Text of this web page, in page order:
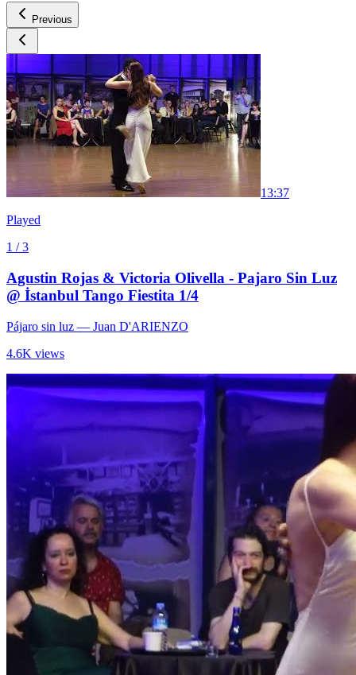
Previous
13:37
Played
1 / 3
Agustin Rojas & Victoria Olivella - Pajaro Sin Luz
@ İstanbul Tango Fiestita 1/4
Pájaro sin luz — Juan D'ARIENZO
4.6K views